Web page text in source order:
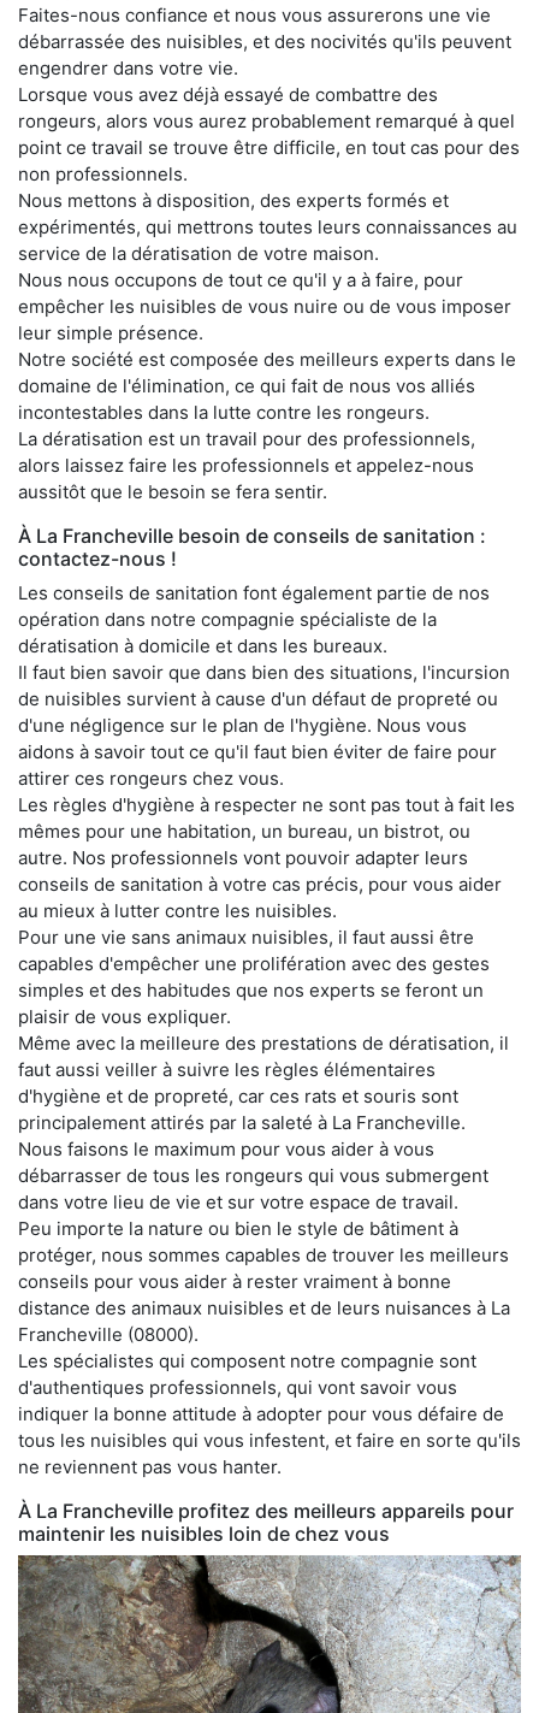
Faites-nous confiance et nous vous assurerons une vie
débarrassée des nuisibles, et des nocivités qu'ils peuvent
engendrer dans votre vie.
Lorsque vous avez déjà essayé de combattre des
rongeurs, alors vous aurez probablement remarqué à quel
point ce travail se trouve être difficile, en tout cas pour des
non professionnels.
Nous mettons à disposition, des experts formés et
expérimentés, qui mettrons toutes leurs connaissances au
service de la dératisation de votre maison.
Nous nous occupons de tout ce qu'il y a à faire, pour
empêcher les nuisibles de vous nuire ou de vous imposer
leur simple présence.
Notre société est composée des meilleurs experts dans le
domaine de l'élimination, ce qui fait de nous vos alliés
incontestables dans la lutte contre les rongeurs.
La dératisation est un travail pour des professionnels,
alors laissez faire les professionnels et appelez-nous
aussitôt que le besoin se fera sentir.
À La Francheville besoin de conseils de sanitation :
contactez-nous !
Les conseils de sanitation font également partie de nos
opération dans notre compagnie spécialiste de la
dératisation à domicile et dans les bureaux.
Il faut bien savoir que dans bien des situations, l'incursion
de nuisibles survient à cause d'un défaut de propreté ou
d'une négligence sur le plan de l'hygiène. Nous vous
aidons à savoir tout ce qu'il faut bien éviter de faire pour
attirer ces rongeurs chez vous.
Les règles d'hygiène à respecter ne sont pas tout à fait les
mêmes pour une habitation, un bureau, un bistrot, ou
autre. Nos professionnels vont pouvoir adapter leurs
conseils de sanitation à votre cas précis, pour vous aider
au mieux à lutter contre les nuisibles.
Pour une vie sans animaux nuisibles, il faut aussi être
capables d'empêcher une prolifération avec des gestes
simples et des habitudes que nos experts se feront un
plaisir de vous expliquer.
Même avec la meilleure des prestations de dératisation, il
faut aussi veiller à suivre les règles élémentaires
d'hygiène et de propreté, car ces rats et souris sont
principalement attirés par la saleté à La Francheville.
Nous faisons le maximum pour vous aider à vous
débarrasser de tous les rongeurs qui vous submergent
dans votre lieu de vie et sur votre espace de travail.
Peu importe la nature ou bien le style de bâtiment à
protéger, nous sommes capables de trouver les meilleurs
conseils pour vous aider à rester vraiment à bonne
distance des animaux nuisibles et de leurs nuisances à La
Francheville (08000).
Les spécialistes qui composent notre compagnie sont
d'authentiques professionnels, qui vont savoir vous
indiquer la bonne attitude à adopter pour vous défaire de
tous les nuisibles qui vous infestent, et faire en sorte qu'ils
ne reviennent pas vous hanter.
À La Francheville profitez des meilleurs appareils pour
maintenir les nuisibles loin de chez vous